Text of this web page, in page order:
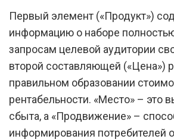
Первый элемент («Продукт»)
информацию о наборе
запросам целевой аудитории
второй составляющей («Цена»)
правильном образовании
рентабельности. «Место» – это
сбыта, а «Продвижение» –
информирования потребителей